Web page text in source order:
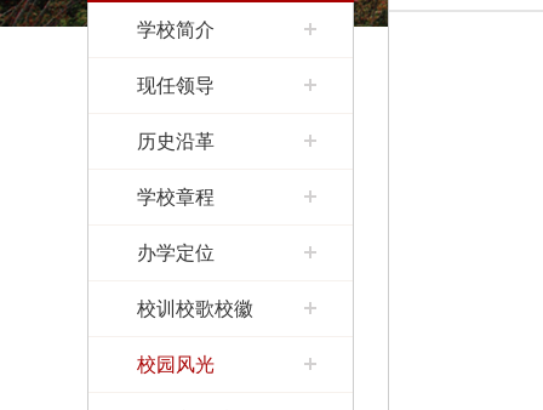
学校简介
现任领导
历史沿革
学校章程
办学定位
校训校歌校徽
校园风光